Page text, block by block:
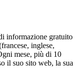
informazione gratuito
inglese,
mese, più di 10
il suo sito web, la sua